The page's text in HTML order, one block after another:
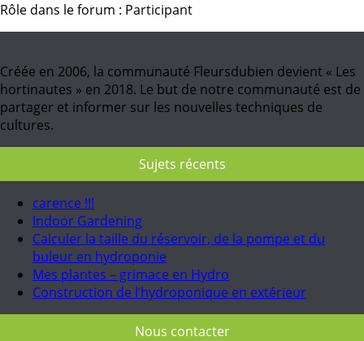
Rôle dans le forum : Participant
Créée en 2006, la communauté Fleursdubien devient « Les
hortinautes » en 2018. Le but de notre communauté est de
partager et informer sur les nouvelles techniques de
cultures.
Sujets récents
carence !!!
Indoor Gardening
Calculer la taille du réservoir, de la pompe et du
buleur en hydroponie
Mes plantes – grimace en Hydro
Construction de l’hydroponique en extérieur
Nous contacter